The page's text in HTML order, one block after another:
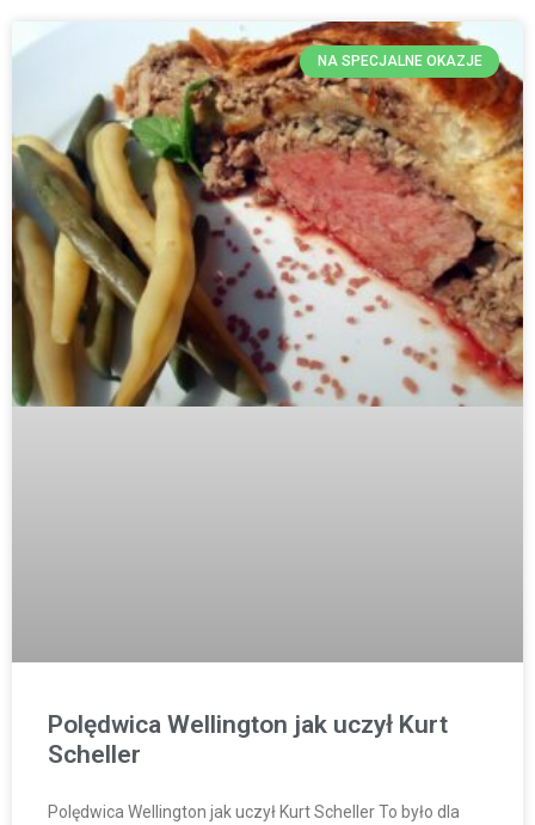
NA SPECJALNE OKAZJE
Polędwica Wellington jak uczył Kurt
Scheller
Polędwica Wellington jak uczył Kurt Scheller To było dla